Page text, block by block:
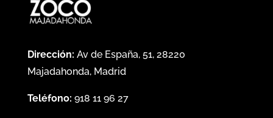
Dirección: Av de España, 51, 28220
Majadahonda, Madrid
Teléfono: 918 11 96 27